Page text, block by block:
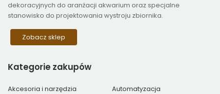
dekoracyjnych do aranżacji akwarium oraz specjalne
stanowisko do projektowania wystroju zbiornika.
Zobacz sklep
Kategorie zakupów
Akcesoria i narzędzia Automatyzacja